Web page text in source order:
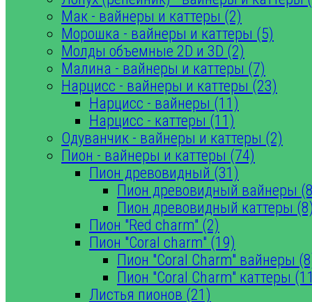
Мак - вайнеры и каттеры (2)
Морошка - вайнеры и каттеры (5)
Молды объемные 2D и 3D (2)
Малина - вайнеры и каттеры (7)
Нарцисс - вайнеры и каттеры (23)
Нарцисс - вайнеры (11)
Нарцисс - каттеры (11)
Одуванчик - вайнеры и каттеры (2)
Пион - вайнеры и каттеры (74)
Пион древовидный (31)
Пион древовидный вайнеры
Пион древовидный каттеры (8)
Пион "Red charm" (2)
Пион "Coral charm" (19)
Пион "Coral Charm" вайнеры
Пион "Coral Charm" каттеры
Листья пионов (21)